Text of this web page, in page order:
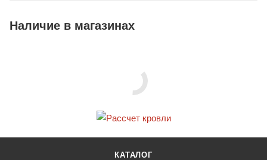
Наличие в магазинах
КАТАЛОГ